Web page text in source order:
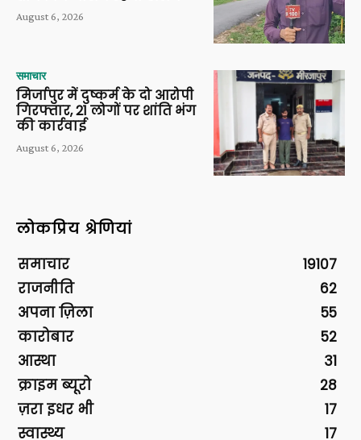
August 6, 2026
समाचार
मिर्जापुर में दुष्कर्म के दो आरोपी
गिरफ्तार, 21 लोगों पर शांति भंग
की कार्रवाई
August 6, 2026
लोकप्रिय श्रेणियां
समाचार
19107
राजनीति
62
अपना ज़िला
55
कारोबार
52
आस्था
31
क्राइम ब्यूरो
28
ज़रा इधर भी
17
स्वास्थ्य
17